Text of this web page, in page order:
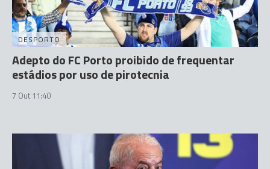
DESPORTO
Adepto do FC Porto proibido de frequentar
estádios por uso de pirotecnia
7 Out 11:40